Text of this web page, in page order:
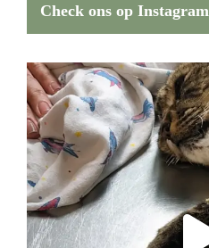
Check ons op Instagram